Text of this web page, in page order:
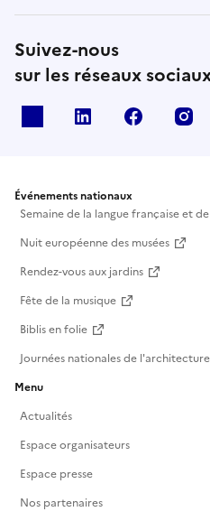
Suivez-nous
sur les réseaux
Linkedin Facebook
Événements nationaux
Semaine de la langue française et
Nuit européenne des musées
Rendez-vous aux jardins
Fête de la musique
Biblis en folie
Journées nationales de l'architecture
Menu
Actualités
Espace organisateurs
Espace presse
Nos partenaires